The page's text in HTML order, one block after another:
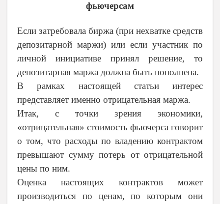
фьючерсам
Если затребовала биржа (при нехватке средств
депозитарной маржи) или если участник по
личной инициативе принял решение, то
депозитарная маржа должна быть пополнена.
В рамках настоящей статьи интерес
представляет именно отрицательная маржа.
Итак, с точки зрения экономики,
«отрицательная» стоимость фьючерса говорит
о том, что расходы по владению контрактом
превышают сумму потерь от отрицательной
цены по ним.
Оценка настоящих контрактов может
производиться по ценам, по которым они